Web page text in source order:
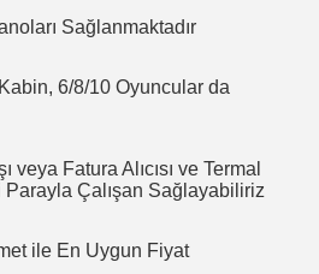
Sağlanmaktadır
6/8/10 Oyuncular da
veya Fatura Alıcısı ve Termal
Parayla Çalışan Sağlayabiliriz
ile En Uygun Fiyat